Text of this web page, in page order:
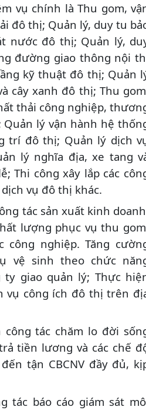
vụ chính là Thu gom,
đô thị; Quản lý, duy tu
nước đô thị; Quản lý,
đường giao thông nội
kỹ thuật đô thị; Quản
cây xanh đô thị; Thu
thải công nghiệp,
Quản lý vận hành hệ
trí đô thị; Quản lý dịch
lý nghĩa địa, xe tang
Thi công xây lắp các
vụ đô thị khác.
tác sản xuất kinh
lượng phục vụ thu
công nghiệp. Tăng
vệ sinh theo chức
ty giao quản lý; Thực
vụ công ích đô thị trên
tác chăm lo đời
tiền lương và các chế
tận CBCNV đầy đủ,
tác báo cáo giám sát